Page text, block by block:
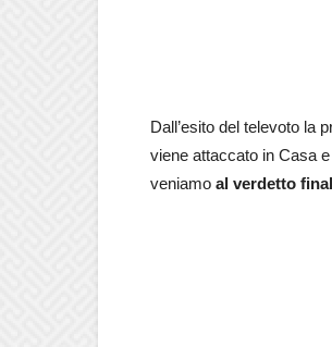
Dall’esito del televoto la
viene attaccato in Casa
veniamo al verdetto